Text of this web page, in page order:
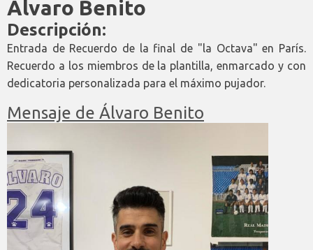
Álvaro Benito
Descripción:
Entrada de Recuerdo de la final de "la Octava" en París.
Recuerdo a los miembros de la plantilla, enmarcado y con
dedicatoria personalizada para el máximo pujador.
Mensaje de Álvaro Benito